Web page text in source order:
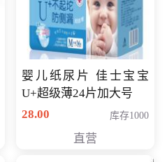
婴儿纸尿片 佳士宝宝
U+超级薄24片加大号
28.00
库存1000
直营